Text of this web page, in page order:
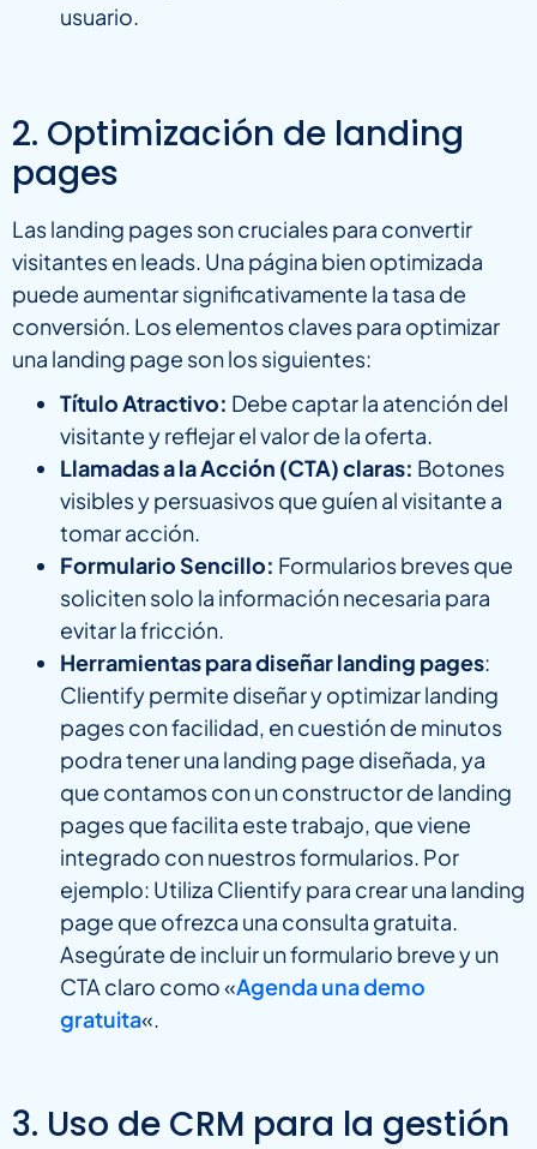
usuario.
2. Optimización de landing
pages
Las landing pages son cruciales para convertir
visitantes en leads. Una página bien optimizada
puede aumentar significativamente la tasa de
conversión. Los elementos claves para optimizar
una landing page son los siguientes:
Título Atractivo: Debe captar la atención del
visitante y reflejar el valor de la oferta.
Llamadas a la Acción (CTA) claras: Botones
visibles y persuasivos que guíen al visitante a
tomar acción.
Formulario Sencillo: Formularios breves que
soliciten solo la información necesaria para
evitar la fricción.
Herramientas para diseñar landing pages:
Clientify permite diseñar y optimizar landing
pages con facilidad, en cuestión de minutos
podra tener una landing page diseñada, ya
que contamos con un constructor de landing
pages que facilita este trabajo, que viene
integrado con nuestros formularios. Por
ejemplo: Utiliza Clientify para crear una landing
page que ofrezca una consulta gratuita.
Asegúrate de incluir un formulario breve y un
CTA claro como «Agenda una demo
gratuita«.
3. Uso de CRM para la gestión